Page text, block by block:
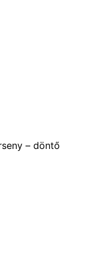
– döntő